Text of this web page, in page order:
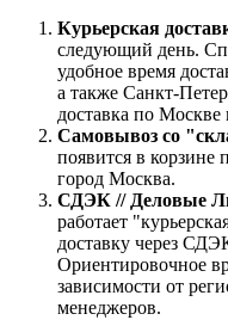
Курьерская
следующий день.
удобное время
а также Санкт-
доставка по Москве
Самовывоз со
появится в корзине
город Москва.
СДЭК // Деловые
работает
доставку через
Ориентировочное
зависимости от
менеджеров.